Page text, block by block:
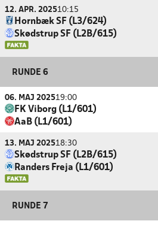
12. APR. 202510:15
Hornbæk SF (L3/624)
Skødstrup SF (L2B/615)
RUNDE 6
06. MAJ 202519:00
FK Viborg (L1/601)
AaB (L1/601)
13. MAJ 202518:30
Skødstrup SF (L2B/615)
Randers Freja (L1/601)
RUNDE 7